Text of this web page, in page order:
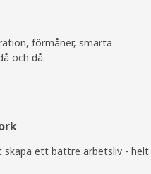
förmåner, smarta
och då.
ett bättre arbetsliv - helt